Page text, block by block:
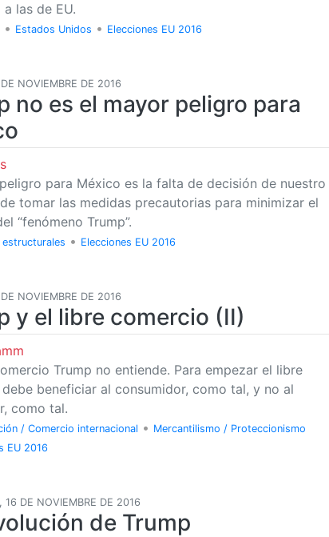
las de EU.
• Estados Unidos • Elecciones EU 2016
NOVIEMBRE DE 2016
no es el mayor peligro para
para México es la falta de decisión de nuestro
tomar las medidas precautorias para minimizar el
“fenómeno Trump”.
estructurales • Elecciones EU 2016
NOVIEMBRE DE 2016
y el libre comercio (II)
Trump no entiende. Para empezar el libre
beneficiar al consumidor, como tal, y no al
como tal.
/ Comercio internacional • Mercantilismo / Proteccionismo
EU 2016
16 DE NOVIEMBRE DE 2016
de Trump